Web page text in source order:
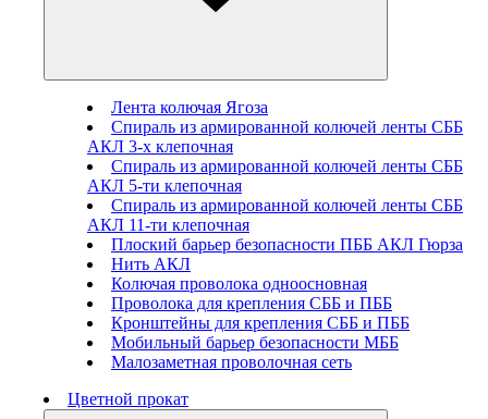
Лента колючая Ягоза
Спираль из армированной колючей ленты СББ
АКЛ 3-х клепочная
Спираль из армированной колючей ленты СББ
АКЛ 5-ти клепочная
Спираль из армированной колючей ленты СББ
АКЛ 11-ти клепочная
Плоский барьер безопасности ПББ АКЛ Гюрза
Нить АКЛ
Колючая проволока одноосновная
Проволока для крепления СББ и ПББ
Кронштейны для крепления СББ и ПББ
Мобильный барьер безопасности МББ
Малозаметная проволочная сеть
Цветной прокат